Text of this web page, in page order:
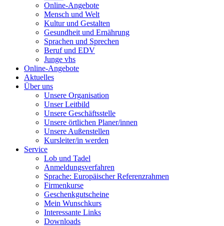
Online-Angebote
Mensch und Welt
Kultur und Gestalten
Gesundheit und Ernährung
Sprachen und Sprechen
Beruf und EDV
Junge vhs
Online-Angebote
Aktuelles
Über uns
Unsere Organisation
Unser Leitbild
Unsere Geschäftsstelle
Unsere örtlichen Planer/innen
Unsere Außenstellen
Kursleiter/in werden
Service
Lob und Tadel
Anmeldungsverfahren
Sprache: Europäischer Referenzrahmen
Firmenkurse
Geschenkgutscheine
Mein Wunschkurs
Interessante Links
Downloads